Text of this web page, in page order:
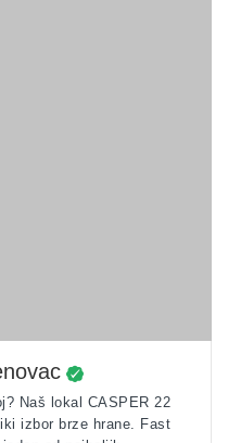
Naš lokal CASPER 22
izbor brze hrane. Fast